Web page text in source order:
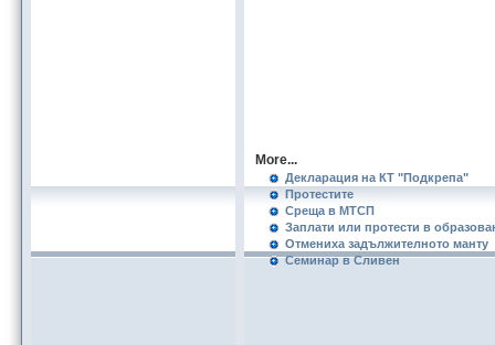
More...
Декларация на КТ "Подкрепа"
Протестите
Среща в МТСП
Заплати или протести в
Отмениха задължителното манту
Семинар в Сливен